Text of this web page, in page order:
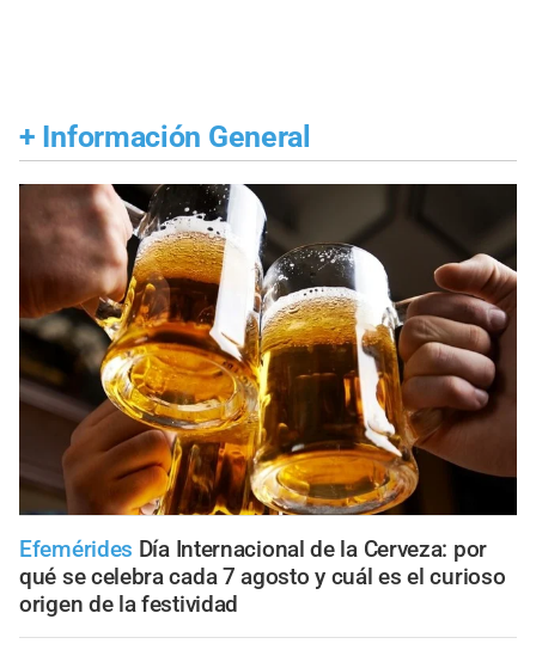
+ Información General
Efemérides Día Internacional de la Cerveza: por
qué se celebra cada 7 agosto y cuál es el curioso
origen de la festividad